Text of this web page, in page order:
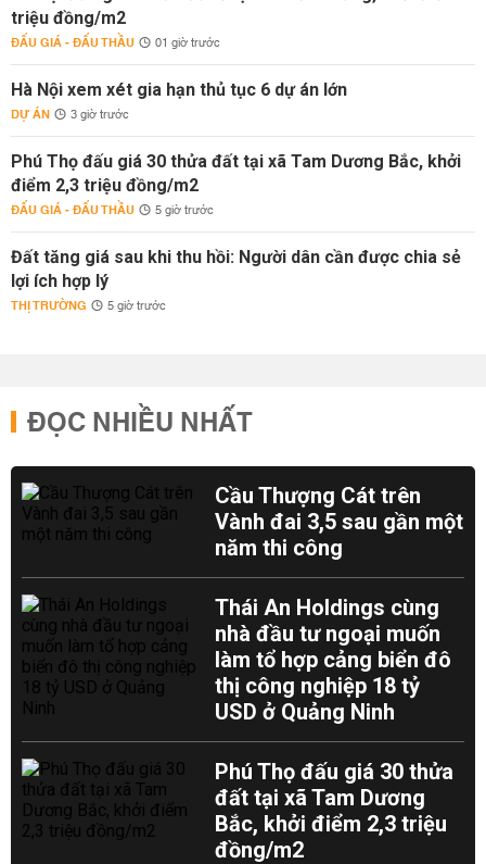
triệu đồng/m2
ĐẤU GIÁ - ĐẤU THẦU 01 giờ trước
Hà Nội xem xét gia hạn thủ tục 6 dự án lớn
DỰ ÁN 3 giờ trước
Phú Thọ đấu giá 30 thửa đất tại xã Tam Dương Bắc, khởi
điểm 2,3 triệu đồng/m2
ĐẤU GIÁ - ĐẤU THẦU 5 giờ trước
Đất tăng giá sau khi thu hồi: Người dân cần được chia sẻ
lợi ích hợp lý
THỊ TRƯỜNG 5 giờ trước
ĐỌC NHIỀU NHẤT
Cầu Thượng Cát trên
Vành đai 3,5 sau gần một
năm thi công
Thái An Holdings cùng
nhà đầu tư ngoại muốn
làm tổ hợp cảng biển đô
thị công nghiệp 18 tỷ
USD ở Quảng Ninh
Phú Thọ đấu giá 30 thửa
đất tại xã Tam Dương
Bắc, khởi điểm 2,3 triệu
đồng/m2